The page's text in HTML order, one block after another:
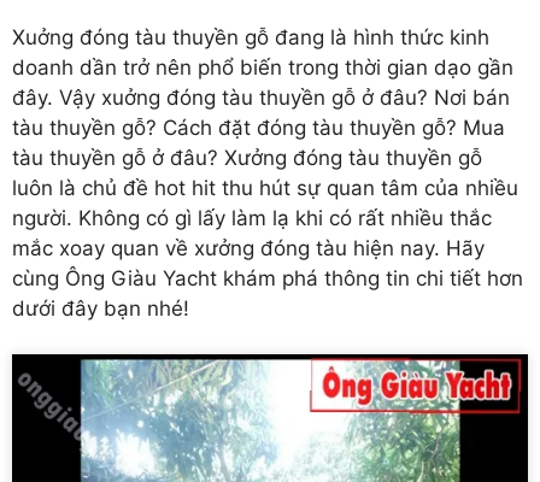
Xuởng đóng tàu thuyền gỗ đang là hình thức kinh
doanh dần trở nên phổ biến trong thời gian dạo gần
đây. Vậy xuởng đóng tàu thuyền gỗ ở đâu? Nơi bán
tàu thuyền gỗ? Cách đặt đóng tàu thuyền gỗ? Mua
tàu thuyền gỗ ở đâu? Xưởng đóng tàu thuyền gỗ
luôn là chủ đề hot hit thu hút sự quan tâm của nhiều
người. Không có gì lấy làm lạ khi có rất nhiều thắc
mắc xoay quan về xưởng đóng tàu hiện nay. Hãy
cùng Ông Giàu Yacht khám phá thông tin chi tiết hơn
dưới đây bạn nhé!